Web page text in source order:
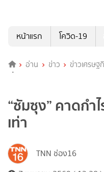
หน้าแรก
โควิด-19
อ่าน ข่าว ข่าวเศรษฐ
เท่า
“ซัมซุง” คาดกำ
เท่า
TNN ช่อง16